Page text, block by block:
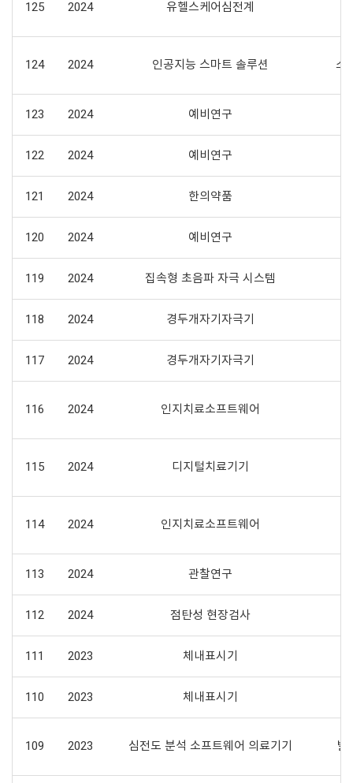
125 2024 유헬스케어심전계
124 2024 인공지능 스마트 솔루션 스
123 2024 예비연구
122 2024 예비연구
121 2024 한의약품
120 2024 예비연구
119 2024 집속형 초음파 자극 시스템
118 2024 경두개자기자극기
117 2024 경두개자기자극기
116 2024 인지치료소프트웨어
115 2024 디지털치료기기
114 2024 인지치료소프트웨어
113 2024 관찰연구
112 2024 점탄성 현장검사
111 2023 체내표시기
110 2023 체내표시기
109 2023 심전도 분석 소프트웨어 의료기기 발